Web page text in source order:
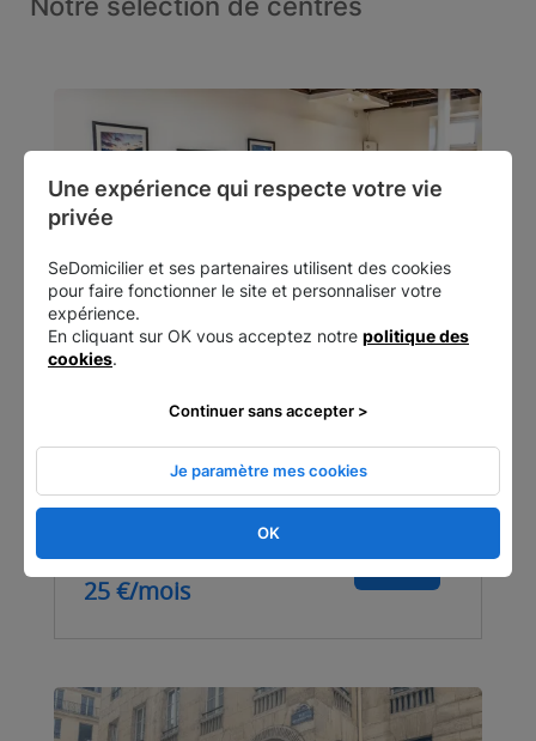
229 rue Saint-Honoré, 75001, Paris,
France
A partir de
25 €/mois
Voir
Une expérience qui respecte votre vie
privée
SeDomicilier et ses partenaires utilisent des cookies
pour faire fonctionner le site et personnaliser votre
expérience.
En cliquant sur OK vous acceptez notre politique des
cookies.
OK
Je paramètre mes cookies
Continuer sans accepter >